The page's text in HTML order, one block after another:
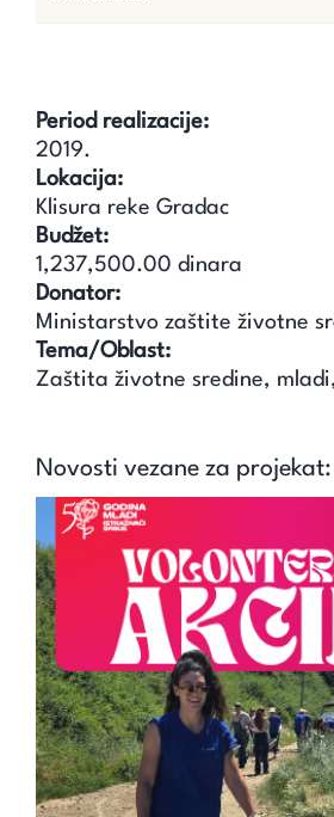
Period realizacije:
2019.
Lokacija:
Klisura reke Gradac
Budžet:
1,237,500.00 dinara
Donator:
Ministarstvo zaštite životne
Tema/Oblast:
Zaštita životne sredine,
Novosti vezane za projekat: